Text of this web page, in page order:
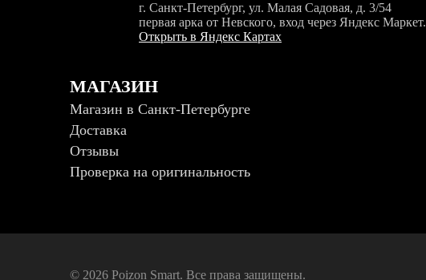
г. Санкт-Петербург, ул. Малая Садовая, д. 3/54
первая арка от Невского, вход через Яндекс Маркет.
Открыть в Яндекс Картах
МАГАЗИН
Магазин в Санкт-Петербурге
Доставка
Отзывы
Проверка на оригинальность
© 2026 Poizon Smart. Все права защищены.